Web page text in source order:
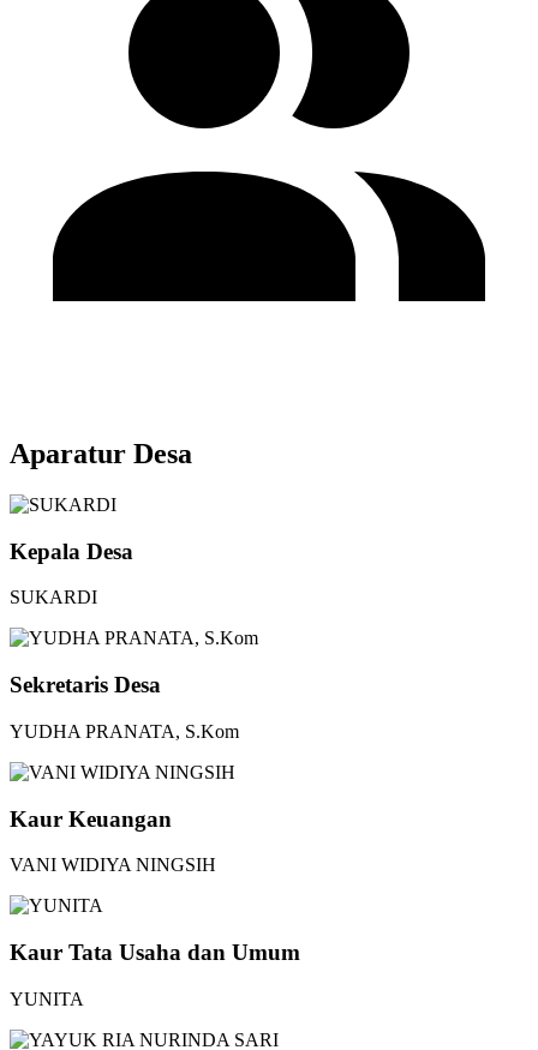
Aparatur Desa
Kepala Desa
SUKARDI
Sekretaris Desa
YUDHA PRANATA, S.Kom
Kaur Keuangan
VANI WIDIYA NINGSIH
Kaur Tata Usaha dan Umum
YUNITA